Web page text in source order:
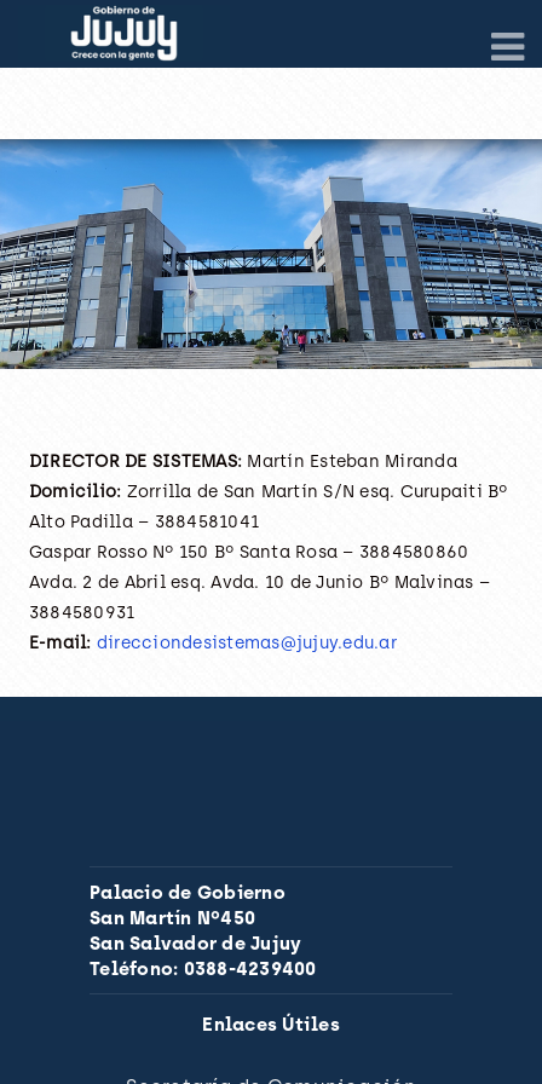
DIRECTOR DE SISTEMAS: Martín Esteban Miranda
Domicilio: Zorrilla de San Martín S/N esq. Curupaiti Bº
Alto Padilla – 3884581041
Gaspar Rosso Nº 150 Bº Santa Rosa – 3884580860
Avda. 2 de Abril esq. Avda. 10 de Junio Bº Malvinas –
3884580931
E-mail: direcciondesistemas@jujuy.edu.ar
Palacio de Gobierno
San Martín Nº450
San Salvador de Jujuy
Teléfono: 0388-4239400
Enlaces Útiles